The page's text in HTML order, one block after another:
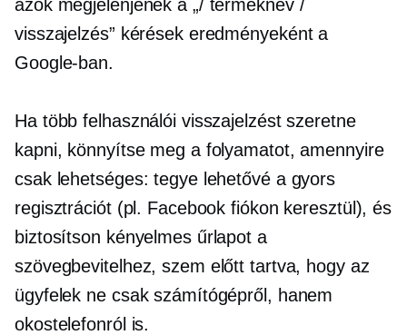
azok megjelenjenek a „/ terméknév /
visszajelzés” kérések eredményeként a
Google-ban.
Ha több felhasználói visszajelzést szeretne
kapni, könnyítse meg a folyamatot, amennyire
csak lehetséges: tegye lehetővé a gyors
regisztrációt (pl. Facebook fiókon keresztül), és
biztosítson kényelmes űrlapot a
szövegbevitelhez, szem előtt tartva, hogy az
ügyfelek ne csak számítógépről, hanem
okostelefonról is.